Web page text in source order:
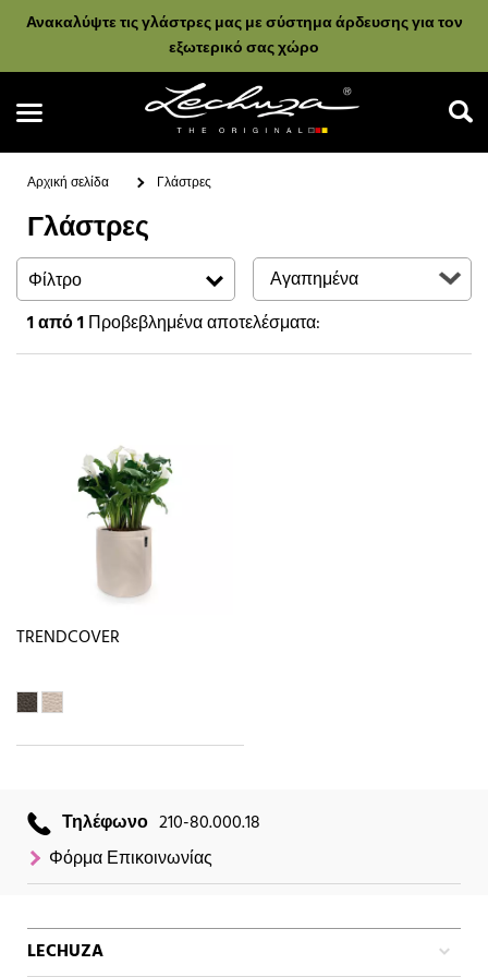
Ανακαλύψτε τις γλάστρες μας με σύστημα άρδευσης για τον
εξωτερικό σας χώρο
Αναζήτηση
Αρχική σελίδα Γλάστρες
Γλάστρες
Φίλτρο
1από 1Προβεβλημένα αποτελέσματα:
TRENDCOVER
Τηλέφωνο 210-80.000.18
Φόρμα Επικοινωνίας
LECHUZA